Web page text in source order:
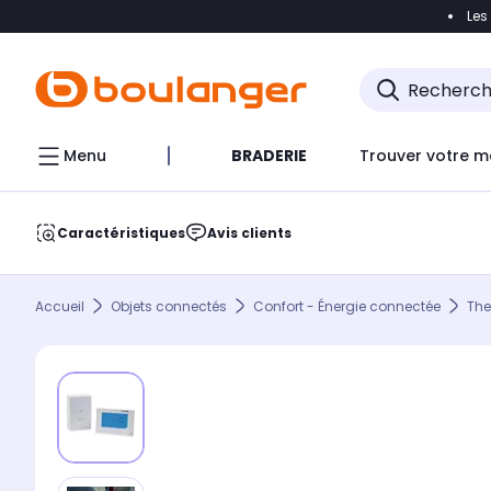
Accéder
Menu BRADERIE Trouver votre
Caractéristiques Avis clients
Accueil Objets connectés Confort - Énergie connectée